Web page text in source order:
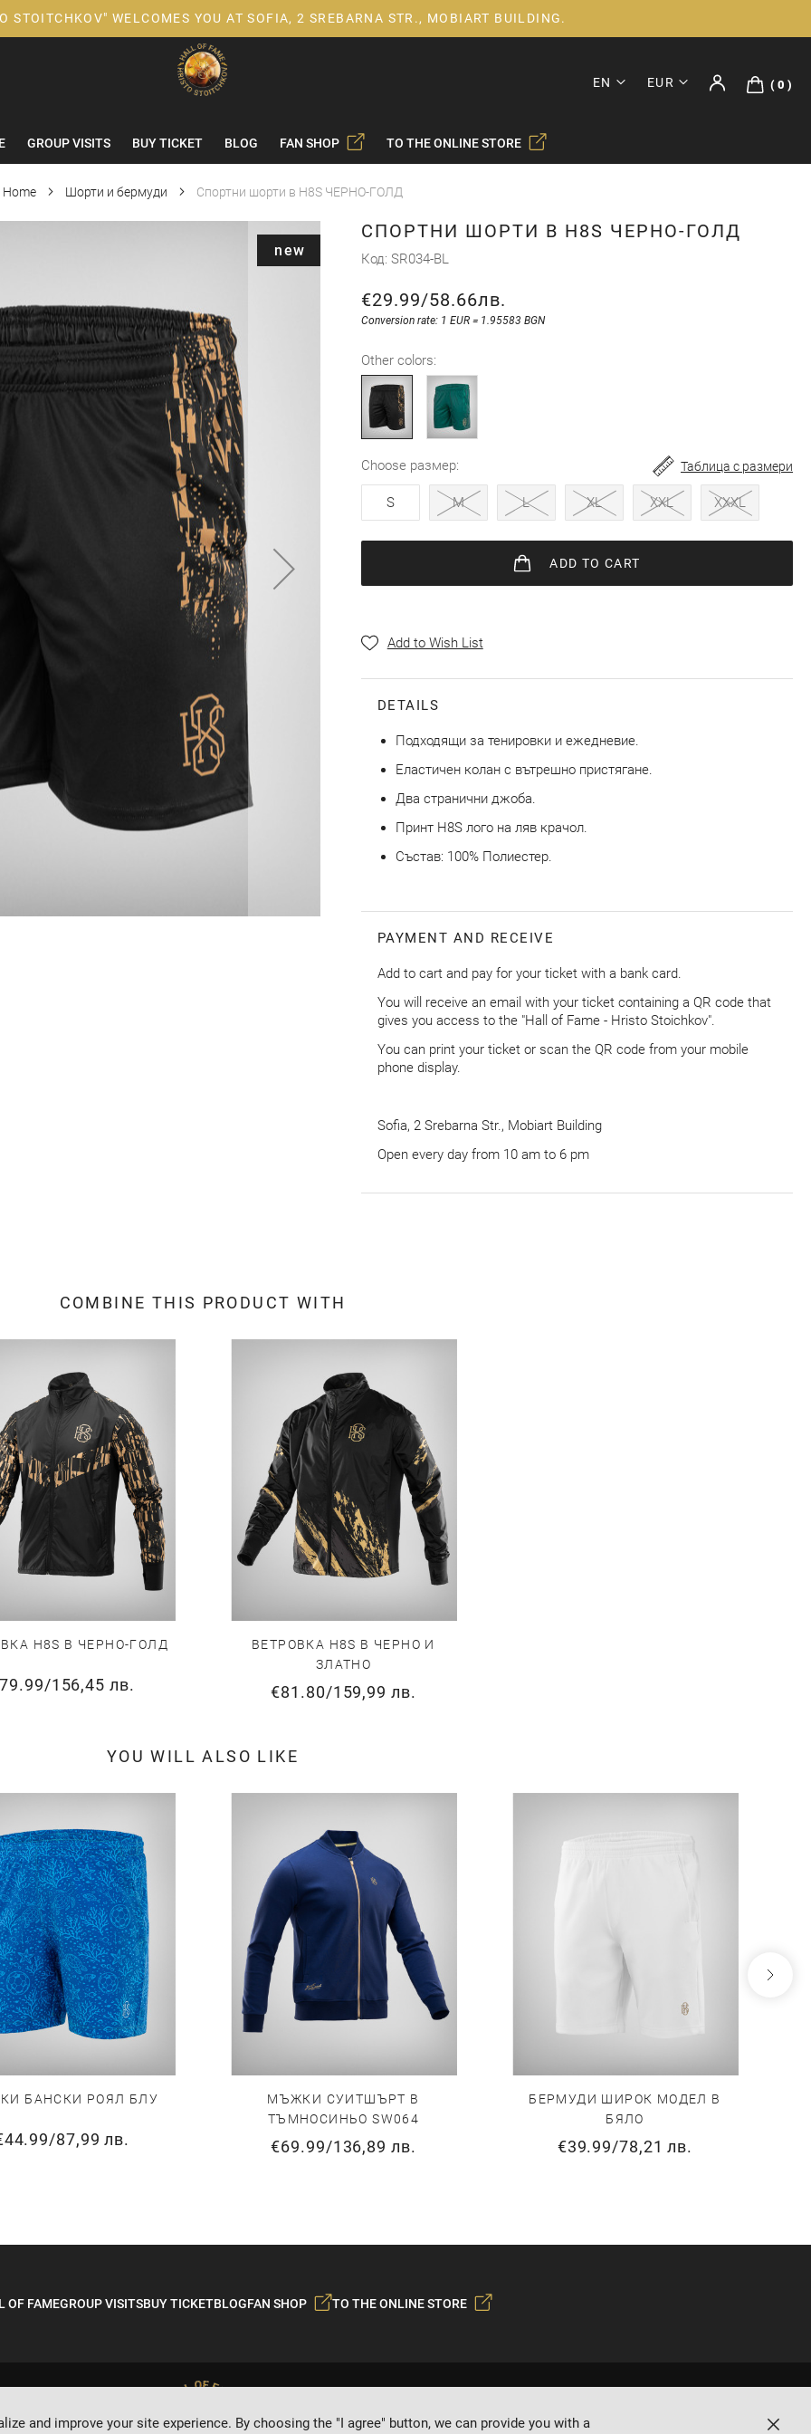
STOITCHKOV" WELCOMES YOU AT SOFIA, 2 SREBARNA STR., MOBIART BUILDING.
EN EUR 0
GROUP VISITS BUY TICKET BLOG FAN SHOP TO THE ONLINE STORE
Home Шорти и бермуди Спортни шорти в H8S ЧЕРНО-ГОЛД
СПОРТНИ ШОРТИ В H8S ЧЕРНО-ГОЛД
Код SR034-BL
€29.99/58.66лв.
Conversion rate: 1 EUR = 1.95583 BGN
Other colors:
choose размер
S M L XL XXL XXXL
Таблица с размери
ADD TO CART
Add to Wish List
DETAILS
Подходящи за тенировки и ежедневие.
Еластичен колан с вътрешно пристягане.
Два странични джоба.
Принт H8S лого на ляв крачол.
Състав: 100% Полиестер.
PAYMENT AND RECEIVE
Add to cart and pay for your ticket with a bank card.
You will receive an email with your ticket containing a QR code that
gives you access to the "Hall of Fame - Hristo Stoichkov".
You can print your ticket or scan the QR code from your mobile
phone display.
Sofia, 2 Srebarna Str., Mobiart Building
Оpen every day from 10 am to 6 pm
new
COMBINE THIS PRODUCT WITH
H8S В ЧЕРНО-ГОЛД
/156,45 лв.
ВЕТРОВКА H8S В ЧЕРНО И
ЗЛАТНО
€81.80/159,99 лв.
YOU WILL ALSO LIKE
БАНСКИ РОЯЛ БЛУ
/87,99 лв.
МЪЖКИ СУИТШЪРТ В
ТЪМНОСИНЬО SW064
€69.99/136,89 лв.
БЕРМУДИ ШИРОК МОДЕЛ В
БЯЛО
€39.99/78,21 лв.
OF FAMEGROUP VISITSBUY TICKETBLOGFAN SHOP TO THE ONLINE STORE
and improve your site experience. By choosing the "I agree" button, we can provide you with a